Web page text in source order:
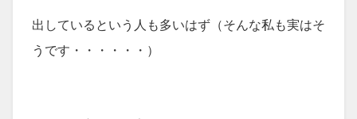
出しているという人も多いはず（そんな私も実はそ
うです・・・・・・）